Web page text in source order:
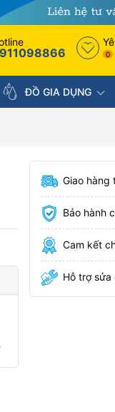
0
ĐỒ GIA DỤNG
Giao hàng
Bảo hành
Cam kết
Hỗ trợ sửa